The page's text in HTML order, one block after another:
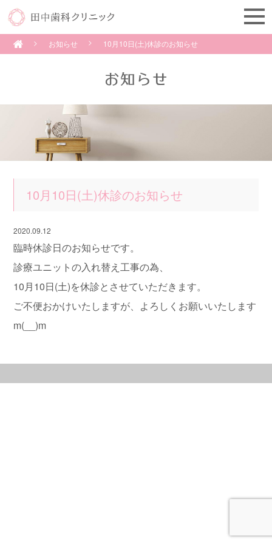
お知らせ 10月10日(土)休診のお知らせ
10月10日(土)休診のお知らせ
2020.09.12
臨時休診日のお知らせです。
診療ユニットの入れ替え工事の為、
10月10日(土)を休診とさせていただきます。
ご不便おかけいたしますが、よろしくお願いいたします
m(__)m